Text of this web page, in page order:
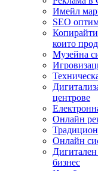
Имейл
SEO
които
Музейна
центрове
Онлайн
Онлайн
бизнес